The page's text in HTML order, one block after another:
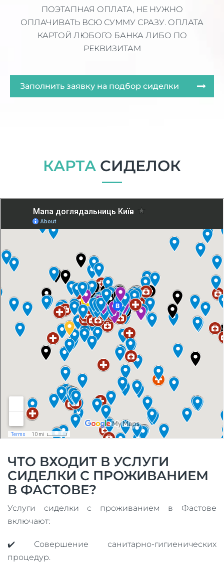
ПОЭТАПНАЯ ОПЛАТА, НЕ НУЖНО
ОПЛАЧИВАТЬ ВСЮ СУММУ СРАЗУ. ОПЛАТА
КАРТОЙ ЛЮБОГО БАНКА ЛИБО ПО
РЕКВИЗИТАМ
Заполнить заявку на подбор сиделки
КАРТА СИДЕЛОК
ЧТО ВХОДИТ В УСЛУГИ
СИДЕЛКИ С ПРОЖИВАНИЕМ
В ФАСТОВЕ?
Услуги сиделки с проживанием в Фастове
включают:
✔️ Совершение санитарно-гигиенических
процедур.